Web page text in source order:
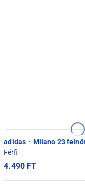
adidas · Milano 23
Férfi
4.490 FT